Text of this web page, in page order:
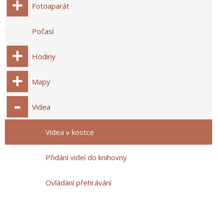
Fotoaparát
Počasí
Hodiny
Mapy
Videa
Videa v kostce
Přidání videí do knihovny
Ovládání přehrávání